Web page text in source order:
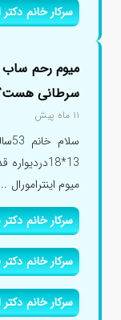
سرکار خانم
سرطانی
۱۱ ماه پیش
میوم اینترامورال
سرکار خانم
سرکار خانم
سرکار خانم دکتر